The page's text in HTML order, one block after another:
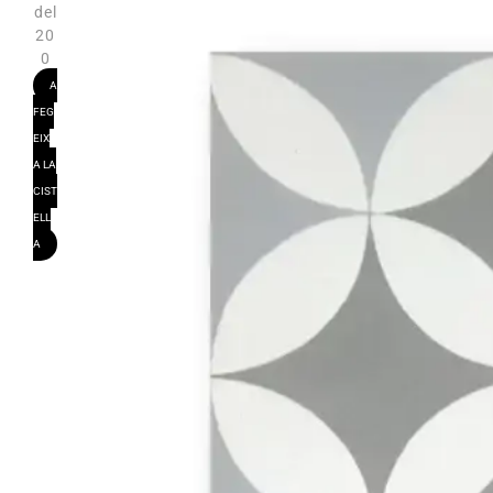
del
20
0
A
FEG
EIX
A LA
CIST
ELL
A